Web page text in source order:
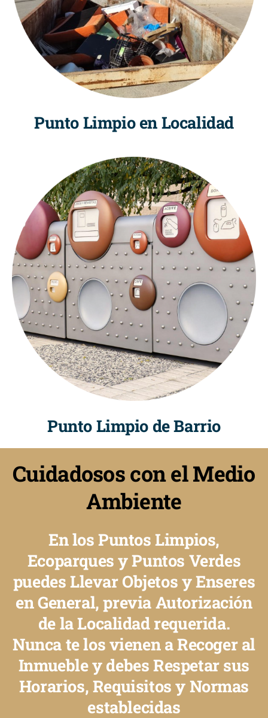
Punto Limpio en Localidad
Punto Limpio de Barrio
Cuidadosos con el Medio
Ambiente
En los Puntos Limpios,
Ecoparques y Puntos Verdes
puedes Llevar Objetos y Enseres
en General, previa Autorización
de la Localidad requerida.
Nunca te los vienen a Recoger al
Inmueble y debes Respetar sus
Horarios, Requisitos y Normas
establecidas